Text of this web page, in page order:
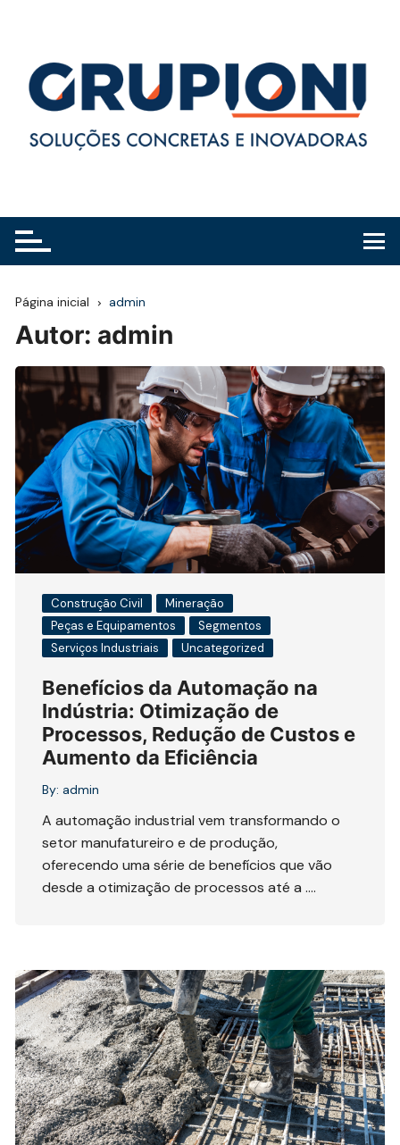
conteúdo
Página inicial admin
Autor: admin
Construção Civil
Mineração
Peças e Equipamentos
Segmentos
Serviços Industriais
Uncategorized
Benefícios da Automação na
Indústria: Otimização de
Processos, Redução de Custos e
Aumento da Eficiência
By: admin
A automação industrial vem transformando o
setor manufatureiro e de produção,
oferecendo uma série de benefícios que vão
desde a otimização de processos até a ….